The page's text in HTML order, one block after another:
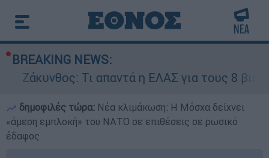
BREAKING NEWS:
Τι απαντά η ΕΛΑΣ για τους 8 βιασμούς
δημοφιλές τώρα: Νέα κλιμάκωση: Η Μόσχα δείχνει
«άμεση εμπλοκή» του ΝΑΤΟ σε επιθέσεις σε ρωσικό
έδαφος